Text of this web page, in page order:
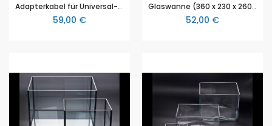
Adapterkabel für Universal-Zeitzähler "inno"
59,00 €
Glaswanne (360 x 230 x 260 mm)
52,00 €